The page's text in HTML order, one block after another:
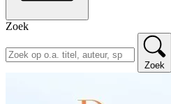
Zoek
Zoek